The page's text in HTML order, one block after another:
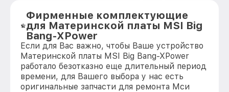
Фирменные комплектующие
для Материнской платы MSI Big
Bang-XPower
Если для Вас важно, чтобы Ваше устройство
Материнской платы MSI Big Bang-XPower
работало безотказно еще длительный период
времени, для Вашего выбора у нас есть
оригинальные запчасти для ремонта Мси